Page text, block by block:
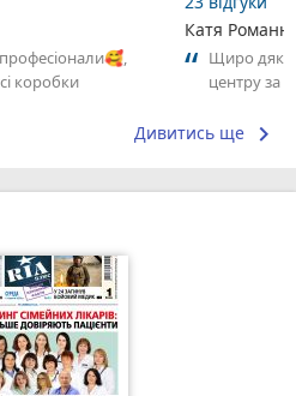
коробки
Катя
Щиро
центру за
Дивитись ще keyboard_arrow_right